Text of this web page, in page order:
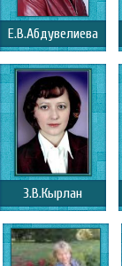
Е.В.Абдувелиева
З.В.Кырлан